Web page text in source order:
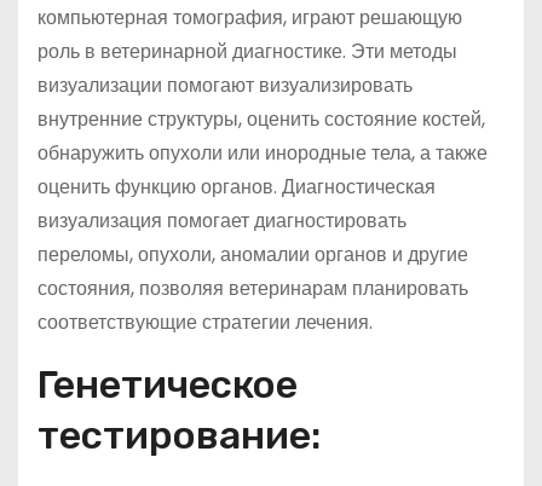
компьютерная томография, играют решающую
роль в ветеринарной диагностике. Эти методы
визуализации помогают визуализировать
внутренние структуры, оценить состояние костей,
обнаружить опухоли или инородные тела, а также
оценить функцию органов. Диагностическая
визуализация помогает диагностировать
переломы, опухоли, аномалии органов и другие
состояния, позволяя ветеринарам планировать
соответствующие стратегии лечения.
Генетическое
тестирование: